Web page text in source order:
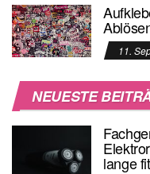
11.
NEUESTE
lange